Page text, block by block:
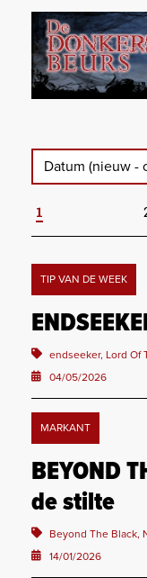
Datum (nieuw -
1
TIP VAN DE WEEK
endseeker, Lord Of
04/05/2026
MARKANT
BEYOND
de stilte
Beyond The Black,
14/01/2026